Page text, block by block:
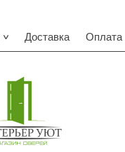
Доставка Оплата